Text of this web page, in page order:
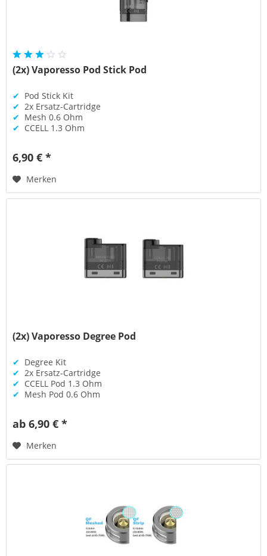
(2x) Vaporesso Pod Stick Pod
✔ Pod Stick Kit
✔ 2x Ersatz-Cartridge
✔ Mesh 0.6 Ohm
✔ CCELL 1.3 Ohm
6,90 € *
Merken
(2x) Vaporesso Degree Pod
✔ Degree Kit
✔ 2x Ersatz-Cartridge
✔ CCELL Pod 1.3 Ohm
✔ Mesh Pod 0.6 Ohm
ab 6,90 € *
Merken